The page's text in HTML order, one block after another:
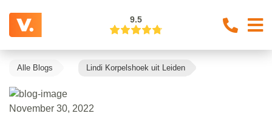
9.5
Alle Blogs Lindi Korpelshoek uit Leiden
November 30, 2022